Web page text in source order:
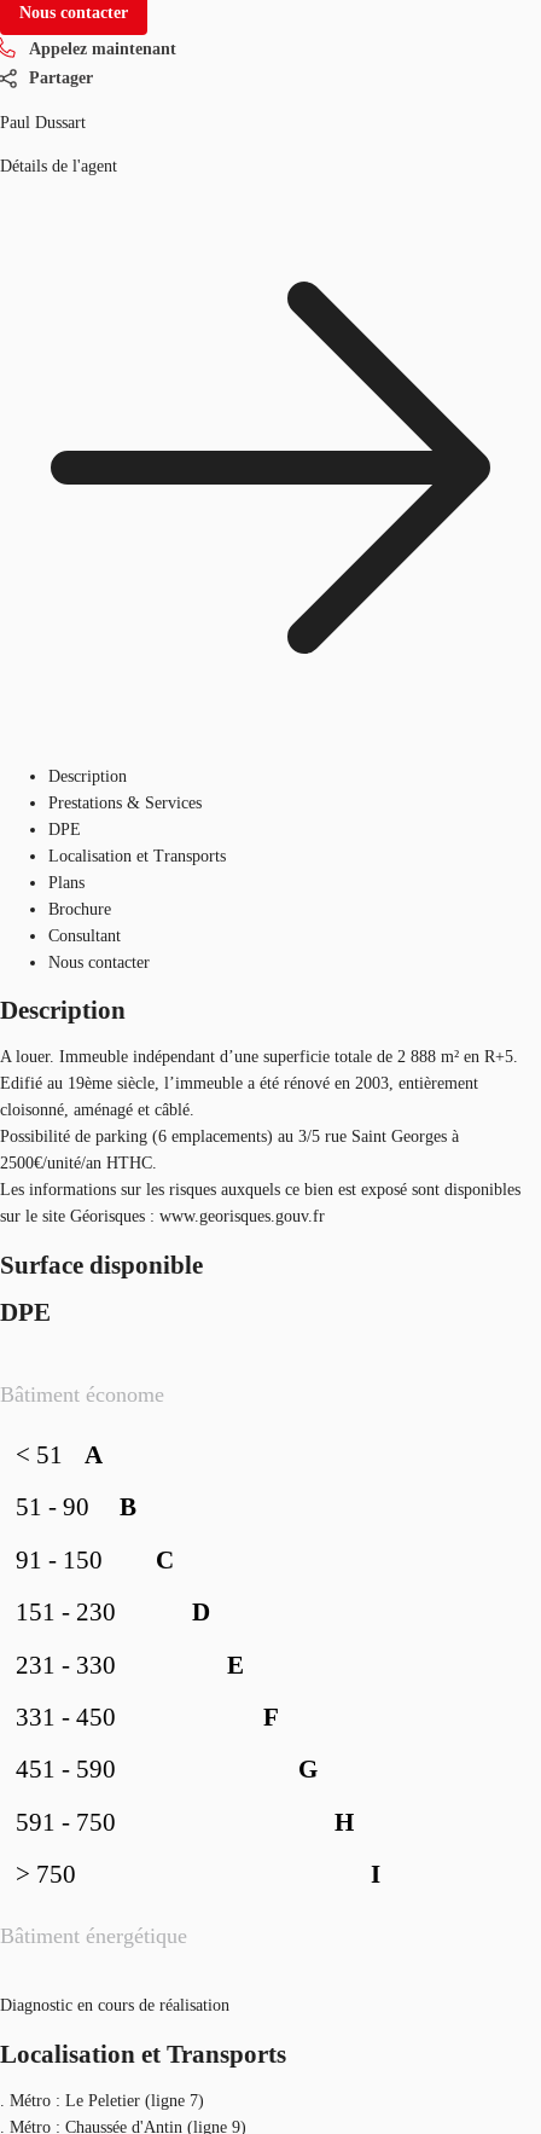
Nous contacter
Appelez maintenant
Partager
Paul Dussart
Détails de l'agent
Description
Prestations & Services
DPE
Localisation et Transports
Plans
Brochure
Consultant
Nous contacter
Description
A louer. Immeuble indépendant d’une superficie totale de 2 888 m² en R+5.
Edifié au 19ème siècle, l’immeuble a été rénové en 2003, entièrement
cloisonné, aménagé et câblé.
Possibilité de parking (6 emplacements) au 3/5 rue Saint Georges à
2500€/unité/an HTHC.
Les informations sur les risques auxquels ce bien est exposé sont disponibles
sur le site Géorisques : www.georisques.gouv.fr
Surface disponible
DPE
Bâtiment économe
Bâtiment énergétique
A
< 51
B
51 - 90
C
91 - 150
D
151 - 230
E
231 - 330
F
331 - 450
G
451 - 590
H
591 - 750
I
> 750
Diagnostic en cours de réalisation
Localisation et Transports
. Métro : Le Peletier (ligne 7)
. Métro : Chaussée d'Antin (ligne 9)